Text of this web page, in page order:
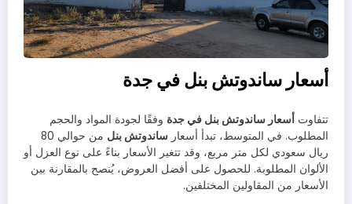
أسعار ساندوتش بنل في جدة
تتفاوت أسعار ساندوتش بنل في جدة وفقًا لجودة المواد والحجم
المطلوب. في المتوسط، تبدأ أسعار ساندوتش بنل
من حوالي 80
ريال سعودي لكل متر مربع، وقد تتغير الأسعار بناءً على نوع العزل أو
الألوان المطلوبة. للحصول على أفضل العروض، يُنصح بالمقارنة بين
الأسعار من المقاولين المختلفين.